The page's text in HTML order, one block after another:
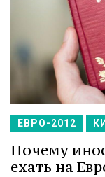
ЕВРО-2012
Почему
ехать на